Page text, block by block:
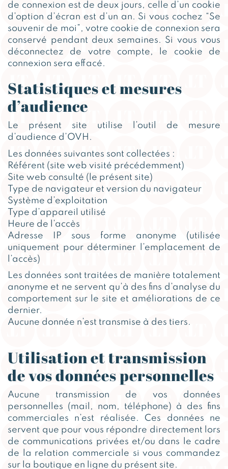
de connexion est de deux jours, celle d’un cookie
d’option d’écran est d’un an. Si vous cochez “Se
souvenir de moi”, votre cookie de connexion sera
conservé pendant deux semaines. Si vous vous
déconnectez de votre compte, le cookie de
connexion sera effacé.
Statistiques et mesures
d’audience
Le présent site utilise l’outil de mesure
d’audience d’OVH.
Les données suivantes sont collectées :
Référent (site web visité précédemment)
Site web consulté (le présent site)
Type de navigateur et version du navigateur
Système d’exploitation
Type d’appareil utilisé
Heure de l’accès
Adresse IP sous forme anonyme (utilisée
uniquement pour déterminer l’emplacement de
l’accès)
Les données sont traitées de manière totalement
anonyme et ne servent qu’à des fins d’analyse du
comportement sur le site et améliorations de ce
dernier.
Aucune donnée n’est transmise à des tiers.
Utilisation et transmission
de vos données personnelles
Aucune transmission de vos données
personnelles (mail, nom, téléphone) à des fins
commerciales n’est réalisée. Ces données ne
servent que pour vous répondre directement lors
de communications privées et/ou dans le cadre
de la relation commerciale si vous commandez
sur la boutique en ligne du présent site.